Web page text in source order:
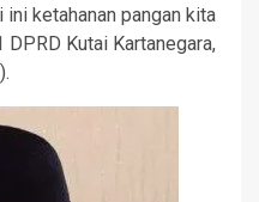
ketahanan pangan kita
DPRD Kutai Kartanegara,